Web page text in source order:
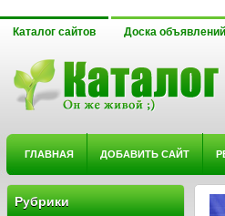
Каталог сайтов Доска объявлений
ГЛАВНАЯ ДОБАВИТЬ САЙТ
Рубрики